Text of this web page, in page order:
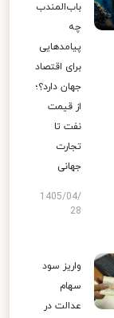
باب‌المندب
چه
پیامدهایی
برای اقتصاد
جهان دارد؟؛
از قیمت
نفت تا
تجارت
جهانی
1405/04/
28
واریز سود
سهام
عدالت در